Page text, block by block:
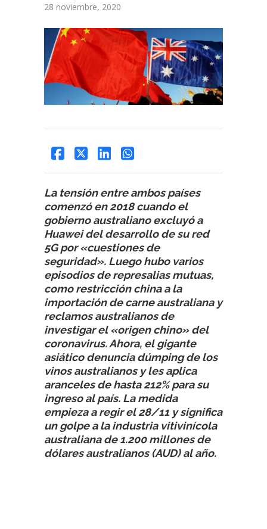
28 noviembre, 2020
La tensión entre ambos países
comenzó en 2018 cuando el
gobierno australiano excluyó a
Huawei del desarrollo de su red
5G por «cuestiones de
seguridad». Luego hubo varios
episodios de represalias mutuas,
como restricción china a la
importación de carne australiana y
reclamos australianos de
investigar el «origen chino» del
coronavirus. Ahora, el gigante
asiático denuncia dúmping de los
vinos australianos y les aplica
aranceles de hasta 212% para su
ingreso al país. La medida
empieza a regir el 28/11 y significa
un golpe a la industria vitivinícola
australiana de 1.200 millones de
dólares australianos (AUD) al año.